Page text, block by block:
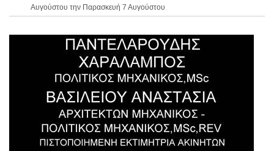
Αυγούστου την Παρασκευή 7 Αυγούστου